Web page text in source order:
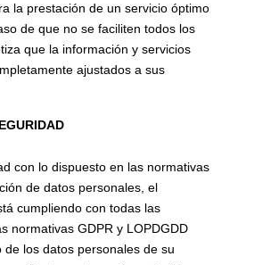
la prestación de un servicio óptimo
de que no se faciliten todos los
que la información y servicios
ajustados a sus
con lo dispuesto en las normativas
de datos personales, el
cumpliendo con todas las
normativas GDPR y LOPDGDD
de los datos personales de su